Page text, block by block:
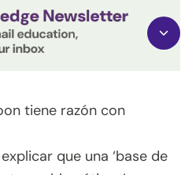
tiene razón con
que una ‘base de